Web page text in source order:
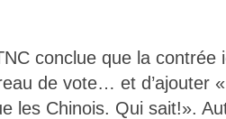
conclue que la contrée
de vote… et d’ajouter
les Chinois. Qui sait!».